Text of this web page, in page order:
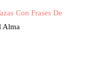
Con Frases De
Alma